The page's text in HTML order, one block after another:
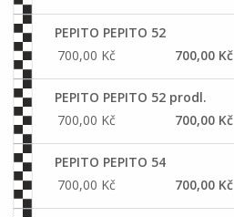
PEPITO PEPITO 52
700,00 Kč
700,00 Kč
PEPITO PEPITO 52 prodl.
700,00 Kč
700,00 Kč
PEPITO PEPITO 54
700,00 Kč
700,00 Kč